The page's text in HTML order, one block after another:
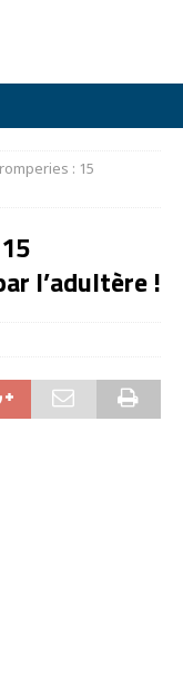
: 15
l’adultère !